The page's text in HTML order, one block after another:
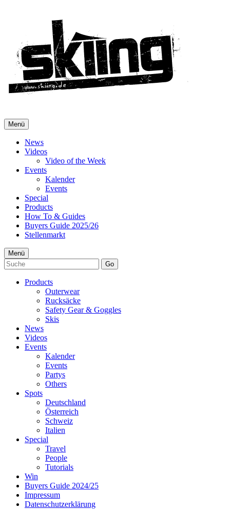
Menü
News
Videos
Video of the Week
Events
Kalender
Events
Special
Products
How To & Guides
Buyers Guide 2025/26
Stellenmarkt
Menü
Go
Products
Outerwear
Rucksäcke
Safety Gear & Goggles
Skis
News
Videos
Events
Kalender
Events
Partys
Others
Spots
Deutschland
Österreich
Schweiz
Italien
Special
Travel
People
Tutorials
Win
Buyers Guide 2024/25
Impressum
Datenschutzerklärung